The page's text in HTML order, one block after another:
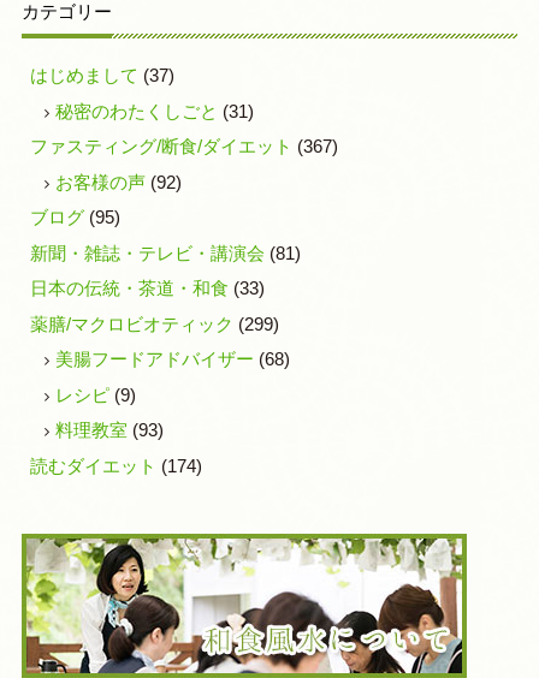
カテゴリー
はじめまして (37)
秘密のわたくしごと (31)
ファスティング/断食/ダイエット (367)
お客様の声 (92)
ブログ (95)
新聞・雑誌・テレビ・講演会 (81)
日本の伝統・茶道・和食 (33)
薬膳/マクロビオティック (299)
美腸フードアドバイザー (68)
レシピ (9)
料理教室 (93)
読むダイエット (174)